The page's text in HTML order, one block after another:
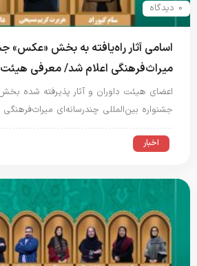
0 دیدگاه
اسامی آثار راه‌یافته به بخش «عکس»
میراث‌فرهنگی اعلام شد/ معرفی هیئت
اعضای هیئت داوران و آثار پذیرفته شده
جشنواره بین‌المللی چندرسانه‌ای
اخبار